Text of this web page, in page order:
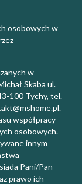
osobowych w
w
Skaba ul.
100 Tychy, tel.
współpracy
osobowych.
innym
Pani/Pan
prawo ich